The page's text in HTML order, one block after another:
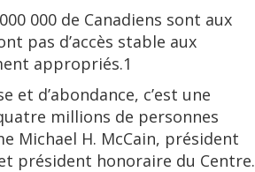
000 de Canadiens sont aux
pas d’accès stable aux
appropriés.1
et d’abondance, c’est une
millions de personnes
Michael H. McCain, président
président honoraire du Centre.